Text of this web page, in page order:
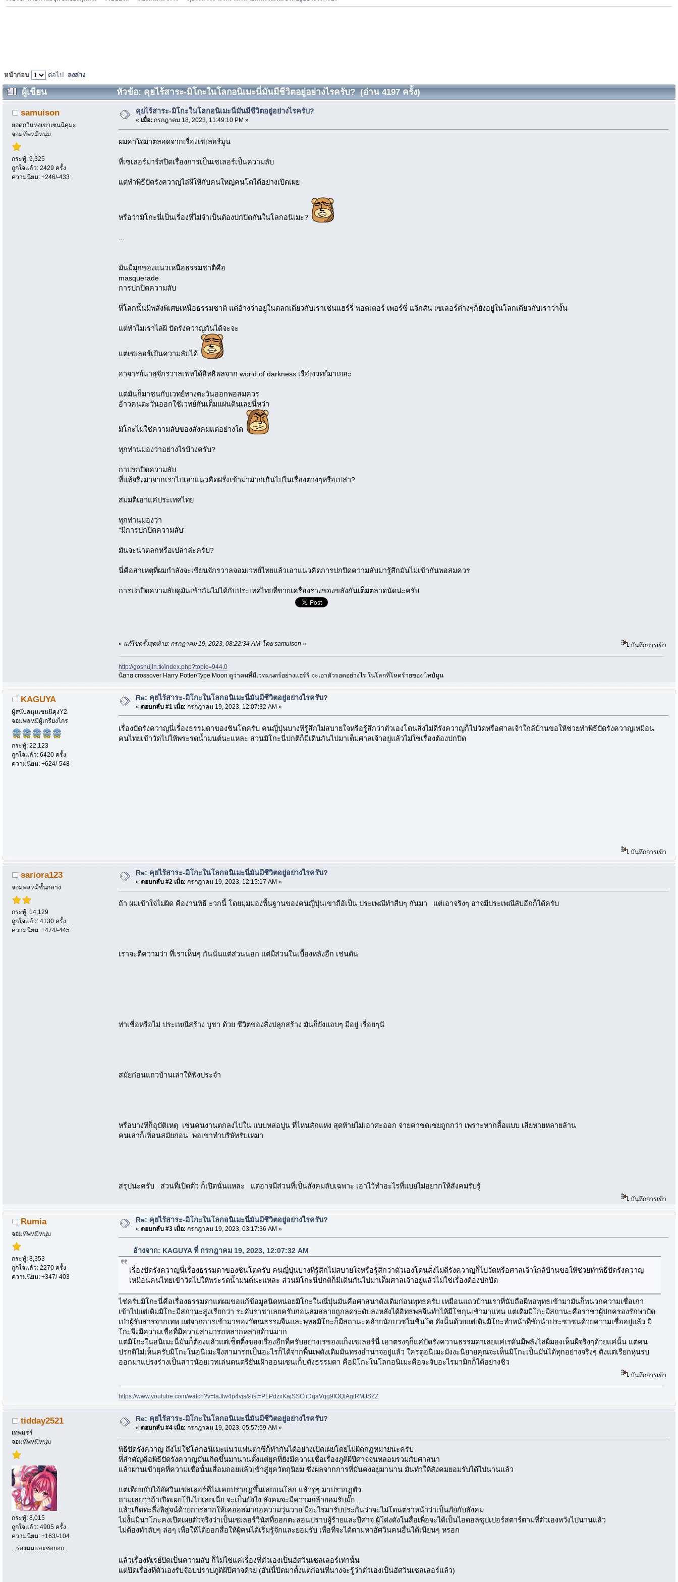
หน้าก่อน ต่อไป ลงล่าง
ผู้เขียน หัวข้อ: คุยไร้สาระ-มิโกะในโลกอนิเมะนี่มันมีชีวิตอยู่อย่างไรครับ? (อ่าน 4197 ครั้ง)
samuison
ยอดกวีแห่งเขาเซนนิคุมะ
จอมทัพหมีหนุ่ม
กระทู้: 9,325
ถูกใจแล้ว: 2429 ครั้ง
ความนิยม: +246/-433
คุยไร้สาระ-มิโกะในโลกอนิเมะนี่มันมีชีวิตอยู่อย่างไรครับ?
« เมื่อ: กรกฎาคม 18, 2023, 11:49:10 PM »
ผมคาใจมาตลอดจากเรื่องเซเลอร์มูน
ที่เซเลอร์มาร์สปิดเรื่องการเป็นเซเลอร์เป็นความลับ
แต่ทำพิธีปัดรังควาญไล่ผีให้กับคนใหญ่คนโตได้อย่างเปิดเผย
หรือว่ามิโกะนี่เป็นเรื่องที่ไม่จำเป็นต้องปกปิดกันในโลกอนิเมะ?
มันมีมุกของแนวเหนือธรรมชาติคือ
masquerade
การปกปิดความลับ
ที่โลกนั้นมีพลังพิเศษเหนือธรรมชาติ แต่อ้างว่าอยู่ในดลกเดียวกับเราเช่นแฮร์รี่ พอตเตอร์ เพอร์ซี่ แจ้กสัน เซเลอร์ต่างๆก็ยังอยู่ในโลกเดียวกับเราว่างั้น
แต่ทำไมเราไล่ผี ปัดรังควาญกันได้จะจะ
แต่เซเลอร์เป้นความลับได้
อาจารย์นาสุจักรวาลเฟทได้อิทธิพลจาก world of darkness เรือ่เงวทย์มาเยอะ
แต่มันก็มาชนกับเวทย์ทางตะวันออกพอสมควร
อ้าวคนตะวันออกใช้เวทย์กันเต็มแผ่นดินเลยนี่หว่า
มิโกะไม่ใช่ความลับของสังคมแต่อย่างใด
ทุกท่านมองว่าอย่างไรบ้างครับ?
กาปรกปิดความลับ
ที่แท้จริงมาจากเราไปเอาแนวคิดฝรั่งเข้ามามากเกินไปในเรื่องต่างๆหรือเปล่า?
สมมติเอาแค่ประเทศไทย
ทุกท่านมองว่า
"มีการปกปิดความลับ"
มันจะน่าตลกหรือเปล่าล่ะครับ?
นี่คือสาเหตุที่ผมกำลังจะเขียนจักรวาลจอมเวทย์ไทยแล้วเอาแนวคิดการปกปิดความลับมารู้สึกมันไม่เข้ากันพอสมควร
การปกปิดความลับดูมันเข้ากันไม่ได้กับประเทศไทยที่ขายเครื่องรางของขลังกันเต็มตลาดนัดน่ะครับ
« แก้ไขครั้งสุดท้าย: กรกฎาคม 19, 2023, 08:22:34 AM โดย samuison » บันทึกการเข้า
http://goshujin.tk/index.php?topic=944.0
นิยาย crossover Harry Potter/Type Moon ดูว่าคนที่มีเวทมนตร์อย่างแฮร์รี่ จะเอาตัวรอดอย่างไร ในโลกที่โหดร้ายของ ไทป์มูน
KAGUYA
ผู้สนับสนุนเซนนิคุงY2
จอมพลหมีผู้เกรียงไกร
กระทู้: 22,123
ถูกใจแล้ว: 6420 ครั้ง
ความนิยม: +624/-548
Re: คุยไร้สาระ-มิโกะในโลกอนิเมะนี่มันมีชีวิตอยู่อย่างไรครับ?
« ตอบกลับ #1 เมื่อ: กรกฎาคม 19, 2023, 12:07:32 AM »
เรื่องปัดรังควาญนี่เรื่องธรรมดาของชินโตครับ คนญี่ปุ่นบางทีรู้สึกไม่สบายใจหรือรู้สึกว่าตัวเองโดนสิ่งไม่ดีรังควาญก็ไปวัดหรือศาลเจ้าใกล้บ้านขอให้ช่วยทำพิธีปัดรังควาญเหมือน
คนไทยเข้าวัดไปให้พระรดน้ำมนต์นะแหละ ส่วนมิโกะนี่ปกติก็มีเดินกันไปมาเต็มศาลเจ้าอยู่แล้วไม่ใช่เรื่องต้องปกปิด
บันทึกการเข้า
sariora123
จอมพลหมีชั้นกลาง
กระทู้: 14,129
ถูกใจแล้ว: 4130 ครั้ง
ความนิยม: +474/-445
Re: คุยไร้สาระ-มิโกะในโลกอนิเมะนี่มันมีชีวิตอยู่อย่างไรครับ?
« ตอบกลับ #2 เมื่อ: กรกฎาคม 19, 2023, 12:15:17 AM »
ถ้า ผมเข้าใจไม่ผิด คืองานพิธี ะวกนี้ โดยมุมมองพื้นฐานของคนญี่ปุ่นเขาถือ้เป็น ประเพณีทำสืบๆ กันมา แต่เอาจริงๆ อาจมีประเพณีลับอีกก็ได้ครับ
เราจะตีความว่า ทึ่เราเห็นๆ กันนั่นแต่ส่วนนอก แต่มีส่วนในเบื้องหลังอีก เช่นดัน
ท่าเชื่อหรือไม่ ประเพณีสร้าง บูชา ด้วย ชีวิตของสิ่งปลูกสร้าง มันก็ยังแอบๆ มีอยู่ เรื่อยๆนั
สมัยก่อนแถวบ้านเล่าให้ฟังประจำ
หรือบางทีก็อุบัติเหตุ เช่นคนงานตกลงไปใน แบบหล่อปูน ที่ไหนสักแห่ง สุดท้ายไม่เอาศะออก จ่ายค่าชดเชยถูกกว่า เพราะหากลื้อแบบ เสียหายหลายล้าน
คนเล่าก็เพิ่อนสมัยก่อน พ่อเขาทำบริษัทรับเหมา
สรุปนะครับ ส่วนที่เปิดตัว ก็เปิดนั่นแหละ แต่อาจมีส่วนที่เป็นสังคมลับเฉพาะ เอาไว้ทำอะไรที่แบยไม่อยากให้สังคมรับรู้
บันทึกการเข้า
Rumia
จอมทัพหมีหนุ่ม
กระทู้: 8,353
ถูกใจแล้ว: 2270 ครั้ง
ความนิยม: +347/-403
Re: คุยไร้สาระ-มิโกะในโลกอนิเมะนี่มันมีชีวิตอยู่อย่างไรครับ?
« ตอบกลับ #3 เมื่อ: กรกฎาคม 19, 2023, 03:17:36 AM »
อ้างจาก: KAGUYA ที่ กรกฎาคม 19, 2023, 12:07:32 AM
เรื่องปัดรังควาญนี่เรื่องธรรมดาของชินโตครับ คนญี่ปุ่นบางทีรู้สึกไม่สบายใจหรือรู้สึกว่าตัวเองโดนสิ่งไม่ดีรังควาญก็ไปวัดหรือศาลเจ้าใกล้บ้านขอให้ช่วยทำพิธีปัดรังควาญ
เหมือนคนไทยเข้าวัดไปให้พระรดน้ำมนต์นะแหละ ส่วนมิโกะนี่ปกติก็มีเดินกันไปมาเต็มศาลเจ้าอยู่แล้วไม่ใช่เรื่องต้องปกปิด
ไช่ครับมิโกะนี่คือเรื่องธรรมดาแต่ผมขอแก้ข้อมูลนิดหน่อยมิโกะในณี่ปุ่นมันคือศาสนาดังเดิมก่อนพุทธครับ เหมือนแถวบ้านเราที่นับถือผีพอพุทธเข้ามามันก็พนวกความเชื่อเก่า
เข้าไปแต่เดิมมิโกะมีสถานะสูงเรียกว่า ระดับราชาเลยครับก่อนล่มสลายถูกลดระดับลงหลังได้อิทธพลจีนทำไห้มีโชกุนเช้ามาแทน แต่เดิมมิโกะมีสถานะคือราชาผู้ปกครองรักษาปัด
เป่าผู้รับสารจากเทพ แต่จากการเข้ามาของวัตณธรรมจีนและพุทธมิโกะก็มีสถานะคล้ายนักบวชในชินโต ดังนั้นด้วยแต่เดิมมิโกะทำหน้าที่ชักนำประชาชนด้วยความเชื่ออยู่แล้ว มิ
โกะจึงมีความเชื่อที่มีความสามารถหลากหลายด้านมาก
แต่มิโกะในอนิเมะนี่มันก็ต้องแล้วแต่เซ็ตติ้งของเรื่องอีกที่ครับอย่างเรของแก็งเซเลอร์นี่ เอาตรงๆก็แค่ปัดรังควานธรรมดาเลยแค่เรดันมีพลังไล่ผีมองเห็นผีจริงๆด้วยแค่นั้น แต่คน
ปรกติไม่เห็นครับมิโกะในอนิเมะจึงสามารถเป็นอะไรก็ได้จากพื้นเพดังเดิมมันทรงอำนาจอยู่แล้ว ใครดูอนิเมะมังงะนิยายคุณจะเห็นมิโกะเป็นมันได้ทุกอย่างจริงๆ ตังแต่เรียกหุ่นรบ
ออกมาแปรงร่างเป็นสาวน้อยเวทเล่นดนตรียันเฝ้าออนเซนเก็บตังธรรมดา คือมิโกะในโลกอนิเมะคือจะจับอะไรมามิกก็ได้อย่างชิว
บันทึกการเข้า
https://www.youtube.com/watch?v=IaJlw4p4vjs&list=PLPdzxKajSSCiiDqaVqg9IOQtAgtRMJSZZ
tidday2521
เทพแรร์
จอมทัพหมีหนุ่ม
กระทู้: 8,015
ถูกใจแล้ว: 4905 ครั้ง
ความนิยม: +163/-104
...ร่องนมและซอกอก...
Re: คุยไร้สาระ-มิโกะในโลกอนิเมะนี่มันมีชีวิตอยู่อย่างไรครับ?
« ตอบกลับ #4 เมื่อ: กรกฎาคม 19, 2023, 05:57:59 AM »
พิธีปัดรังควาญ ถึงไม่ใช่โลกอนิเมะแนวแฟนตาซีก็ทำกันได้อย่างเปิดเผยโดยไม่ผิดกฏหมายนะครับ
ที่สำคัญคือพิธีปัดรังควาญมันเกิดขึ้นมานานตั้งแต่ยุคที่ยังมีความเชื่อเรื่องภูติผีปีศาจจนหลอมรวมกับศาสนา
แล้วผ่านเข้ายุคที่ความเชื่อนั้นเสื่อมถอยแล้วเข้าสู่ยุควัตถุนิยม ซึ่งผลจากการที่มันคงอยู่มานาน มันทำให้สังคมยอมรับได้ไปนานแล้ว
แต่เทียบกับไอ้อัศวินเซลเลอร์ที่ไม่เคยปรากฏขึ้นเลยบนโลก แล้วจู่ๆ มาปรากฏตัว
ถามเลยว่าถ้าเปิดเผยโป้งไปเลยเนี่ย จะเป็นยังไง สังคมจะมีความกล้ายอมรับมั๊ย...
แล้วเกิดทะลึ่งพิสูจน์ด้วยการลากให้เคออสมาก่อความวุ่นวาย มีอะไรมารับประกันว่าจะไม่โดนตราหน้าว่าเป็นภัยกับสังคม
ไม่งั้นมินาโกะคงเปิดเผยตัวจริงว่าเป็นเซเลอร์วีนัสที่ออกตะลอนปราบผู้ร้ายและปีศาจ ผู้โด่งดังในสื่อเพื่อจะได้เป็นไอดอลซุปเปอร์สตาร์ตามที่ตัวเองหวังไปนานแล้ว
ไม่ต้องทำลับๆ ล่อๆ เพื่อให้ได้ออกสื่อให้ผู้คนได้เริ่มรู้จักและยอมรับ เพื่อที่จะได้ตามหาอัศวินคนอื่นได้เนียนๆ หรอก
แล้วเรื่องที่เรย์ปิดเป็นความลับ ก็ไม่ใช่แค่เรื่องที่ตัวเองเป็นอัศวินเซลเลอร์เท่านั้น
แต่ปิดเรื่องที่ตัวเองรับจ๊อบปราบภูติผีปีศาจด้วย (อันนี้ปิดมาตั้งแต่ก่อนที่นางจะรู้ว่าตัวเองเป็นอัศวินเซลเลอร์แล้ว)